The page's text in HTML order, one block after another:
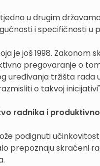
u drugim
i specifičnosti u
je još 1998.
pregovaranje o
uređivanja tržišta
o takvoj
radnika i
podignuti
prepoznaju skraćeni